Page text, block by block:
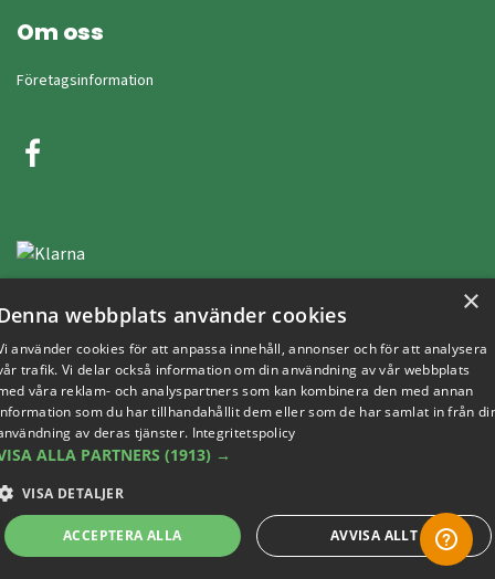
Om oss
Företagsinformation
Copyright © 2019 This site is Licensed to 377 Sport AB IntegritetspolicyCookies
×
webbplats använder cookies
använder cookies för att anpassa innehåll, annonser och för att analysera
trafik. Vi delar också information om din användning av vår webbplats
våra reklam- och analyspartners som kan kombinera den med annan
som du har tillhandahållit dem eller som de har samlat in från
av deras tjänster. Integritetspolicy
ALLA PARTNERS (1913) →
VISA DETALJER
ACCEPTERA ALLA AVVISA ALLT